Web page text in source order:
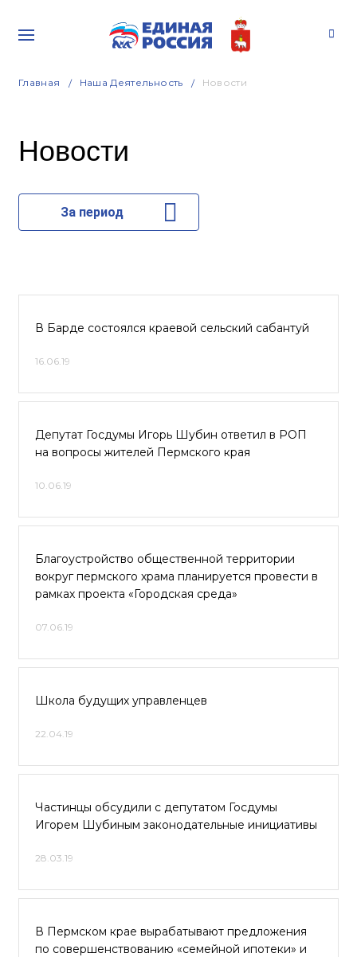
Главная Наша Деятельность Новости
Новости
За период
В Барде состоялся краевой сельский сабантуй
16.06.19
Депутат Госдумы Игорь Шубин ответил в РОП
на вопросы жителей Пермского края
10.06.19
Благоустройство общественной территории
вокруг пермского храма планируется провести в
рамках проекта «Городская среда»
07.06.19
Школа будущих управленцев
22.04.19
Частинцы обсудили с депутатом Госдумы
Игорем Шубиным законодательные инициативы
28.03.19
В Пермском крае вырабатывают предложения
по совершенствованию «семейной ипотеки» и